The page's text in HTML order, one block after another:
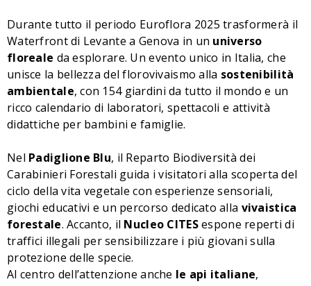
Durante tutto il periodo Euroflora 2025 trasformerà il
Waterfront di Levante a Genova in un universo
floreale da esplorare. Un evento unico in Italia, che
unisce la bellezza del florovivaismo alla sostenibilità
ambientale, con 154 giardini da tutto il mondo e un
ricco calendario di laboratori, spettacoli e attività
didattiche per bambini e famiglie.
Nel Padiglione Blu, il Reparto Biodiversità dei
Carabinieri Forestali guida i visitatori alla scoperta del
ciclo della vita vegetale con esperienze sensoriali,
giochi educativi e un percorso dedicato alla vivaistica
forestale. Accanto, il Nucleo CITESespone reperti di
traffici illegali per sensibilizzare i più giovani sulla
protezione delle specie.
Al centro dell’attenzione anche le api italiane,